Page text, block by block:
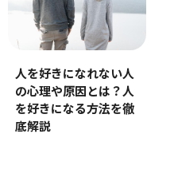
人を好きになれない人
の心理や原因とは？人
を好きになる方法を徹
底解説